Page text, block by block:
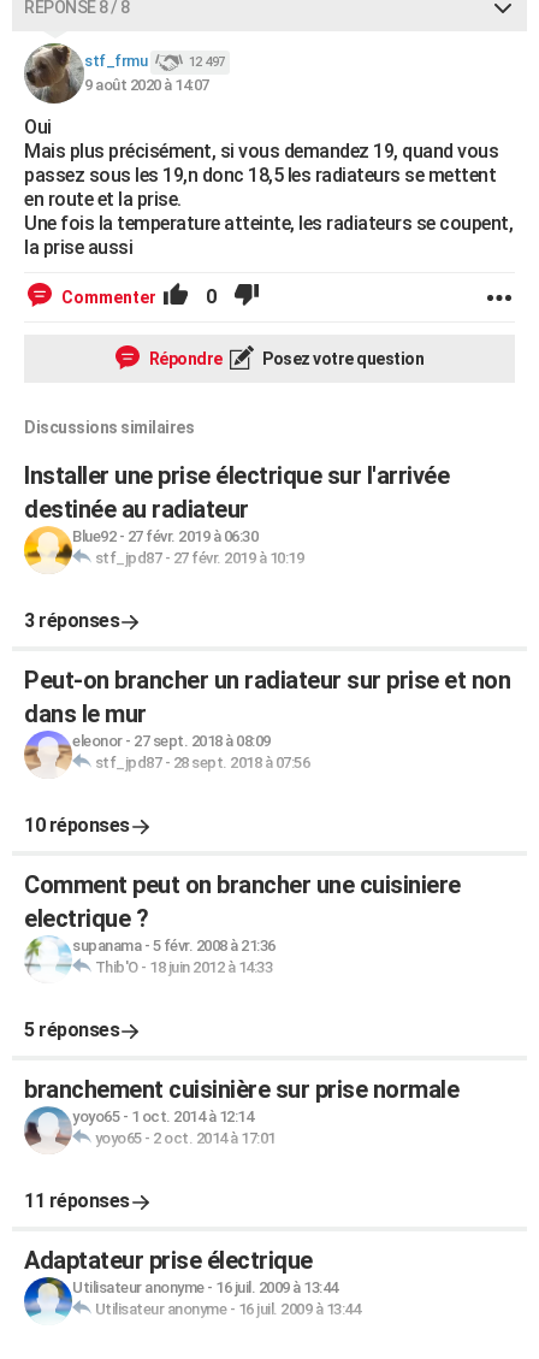
RÉPONSE 8 / 8
stf_frmu 12 497
9 août 2020 à 14:07
Oui
Mais plus précisément, si vous demandez 19, quand vous
passez sous les 19,n donc 18,5 les radiateurs se mettent
en route et la prise.
Une fois la temperature atteinte, les radiateurs se coupent,
la prise aussi
Commenter 0
Répondre Posez votre question
Discussions similaires
Installer une prise électrique sur l'arrivée
destinée au radiateur
Blue92- 27 févr. 2019 à 06:30
stf_jpd87- 27 févr. 2019 à 10:19
3 réponses
Peut-on brancher un radiateur sur prise et non
dans le mur
eleonor- 27 sept. 2018 à 08:09
stf_jpd87- 28 sept. 2018 à 07:56
10 réponses
Comment peut on brancher une cuisiniere
electrique ?
supanama- 5 févr. 2008 à 21:36
Thib'O- 18 juin 2012 à 14:33
5 réponses
branchement cuisinière sur prise normale
yoyo65- 1 oct. 2014 à 12:14
yoyo65- 2 oct. 2014 à 17:01
11 réponses
Adaptateur prise électrique
Utilisateur anonyme- 16 juil. 2009 à 13:44
Utilisateur anonyme- 16 juil. 2009 à 13:44